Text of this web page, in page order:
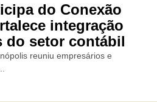
do Conexão
integração
do setor contábil
reuniu empresários e